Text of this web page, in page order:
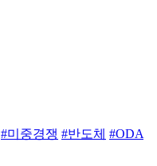
#미중경쟁 #반도체 #ODA